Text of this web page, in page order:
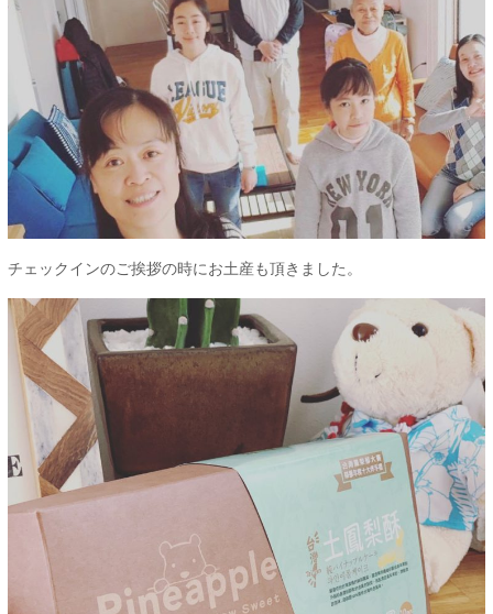
チェックインのご挨拶の時にお土産も頂きました。